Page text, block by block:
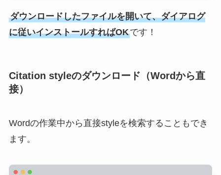
ダウンロードしたファイルを開いて、ダイアログ
に従いインストールすればOKです！
Citation styleのダウンロード（Wordから直
接）
Wordの作業中から直接styleを検索することもでき
ます。